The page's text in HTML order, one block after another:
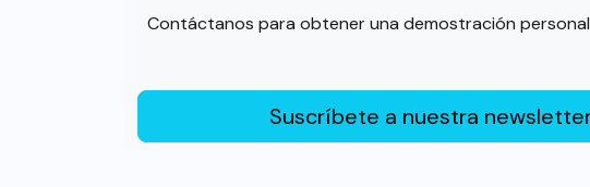
Contáctanos para obtener una demostración
Suscríbete a nuestra